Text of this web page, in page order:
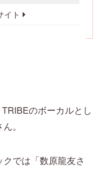
ト
のボーカルとし
。
では「数原龍友さ